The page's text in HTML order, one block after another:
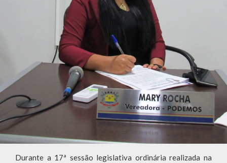
Durante a 17ª sessão legislativa ordinária realizada na